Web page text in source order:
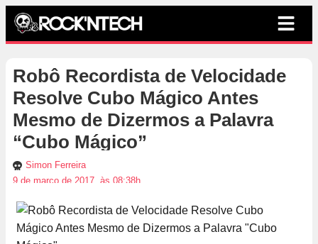
Robô Recordista de Velocidade
Resolve Cubo Mágico Antes
Mesmo de Dizermos a Palavra
“Cubo Mágico”
Simon Ferreira
9 de março de 2017, às 08:38h